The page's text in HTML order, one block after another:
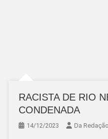
RACISTA DE RIO
CONDENADA
14/12/2023 Da Redação